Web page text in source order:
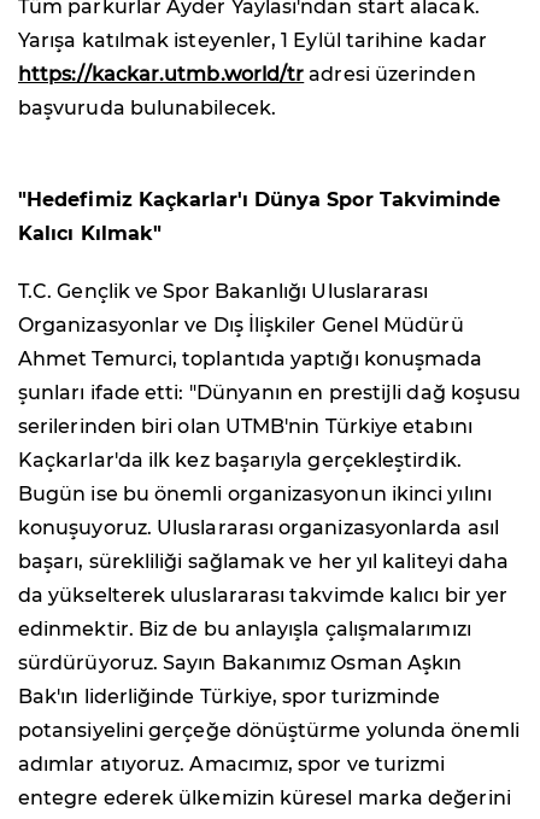
Tüm parkurlar Ayder Yaylası'ndan start alacak.
Yarışa katılmak isteyenler, 1 Eylül tarihine kadar
https://kackar.utmb.world/tr adresi üzerinden
başvuruda bulunabilecek.
"Hedefimiz Kaçkarlar'ı Dünya Spor Takviminde
Kalıcı Kılmak"
T.C. Gençlik ve Spor Bakanlığı Uluslararası
Organizasyonlar ve Dış İlişkiler Genel Müdürü
Ahmet Temurci, toplantıda yaptığı konuşmada
şunları ifade etti: "Dünyanın en prestijli dağ koşusu
serilerinden biri olan UTMB'nin Türkiye etabını
Kaçkarlar'da ilk kez başarıyla gerçekleştirdik.
Bugün ise bu önemli organizasyonun ikinci yılını
konuşuyoruz. Uluslararası organizasyonlarda asıl
başarı, sürekliliği sağlamak ve her yıl kaliteyi daha
da yükselterek uluslararası takvimde kalıcı bir yer
edinmektir. Biz de bu anlayışla çalışmalarımızı
sürdürüyoruz. Sayın Bakanımız Osman Aşkın
Bak'ın liderliğinde Türkiye, spor turizminde
potansiyelini gerçeğe dönüştürme yolunda önemli
adımlar atıyoruz. Amacımız, spor ve turizmi
entegre ederek ülkemizin küresel marka değerini